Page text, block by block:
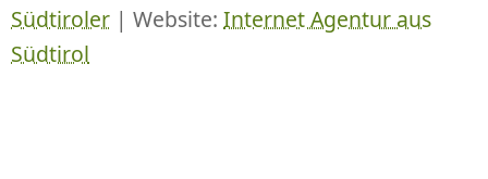
Südtiroler | Website: Internet Agentur aus
Südtirol